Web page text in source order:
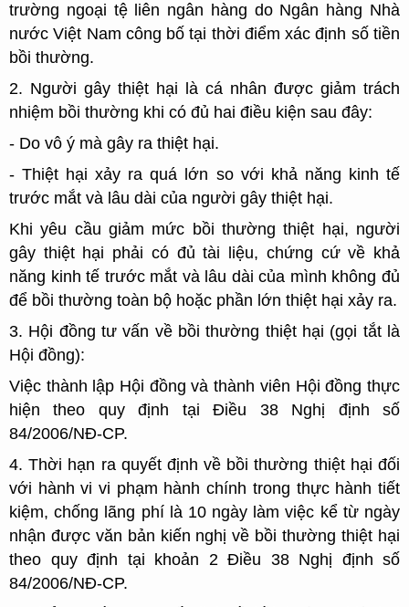
trường ngoại tệ liên ngân hàng do Ngân hàng Nhà
nước Việt Nam công bố tại thời điểm xác định số tiền
bồi thường.
2. Người gây thiệt hại là cá nhân được giảm trách
nhiệm bồi thường khi có đủ hai điều kiện sau đây:
- Do vô ý mà gây ra thiệt hại.
- Thiệt hại xảy ra quá lớn so với khả năng kinh tế
trước mắt và lâu dài của người gây thiệt hại.
Khi yêu cầu giảm mức bồi thường thiệt hại, người
gây thiệt hại phải có đủ tài liệu, chứng cứ về khả
năng kinh tế trước mắt và lâu dài của mình không đủ
để bồi thường toàn bộ hoặc phần lớn thiệt hại xảy ra.
3. Hội đồng tư vấn về bồi thường thiệt hại (gọi tắt là
Hội đồng):
Việc thành lập Hội đồng và thành viên Hội đồng thực
hiện theo quy định tại Điều 38 Nghị định số
84/2006/NĐ-CP.
4. Thời hạn ra quyết định về bồi thường thiệt hại đối
với hành vi vi phạm hành chính trong thực hành tiết
kiệm, chống lãng phí là 10 ngày làm việc kể từ ngày
nhận được văn bản kiến nghị về bồi thường thiệt hại
theo quy định tại khoản 2 Điều 38 Nghị định số
84/2006/NĐ-CP.